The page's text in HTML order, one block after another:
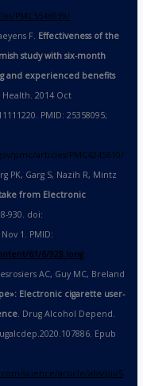
PMC5546939/
F. Effectiveness of the
study with six-month
and experienced benefits
Health. 2014 Oct
PMID: 25358095;
pmc/articles/PMC4245610/
PK, Garg S, Nazih R, Mintz
from Electronic
930. doi:
1. PMID:
61/6/928.long
AC, Guy MC, Breland
Electronic cigarette user-
. Drug Alcohol Depend.
Epub
science/article/abs/pii/S